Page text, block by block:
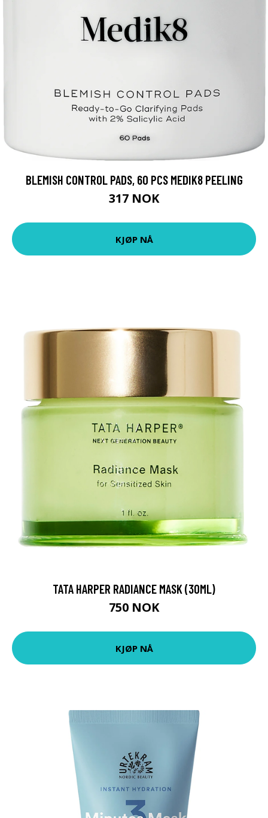
BLEMISH CONTROL PADS, 60 PCS MEDIK8 PEELING
317 NOK
KJØP NÅ
TATA HARPER RADIANCE MASK (30ML)
750 NOK
KJØP NÅ